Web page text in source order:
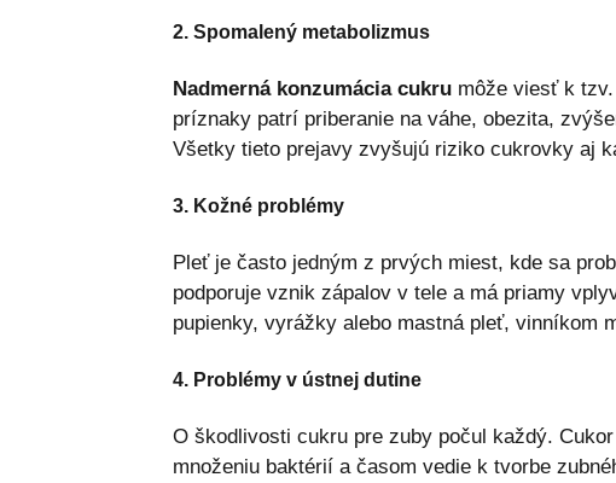
2. Spomalený metabolizmus
Nadmerná konzumácia cukrumôže viesť k tzv.
príznaky patrí priberanie na váhe, obezita,
Všetky tieto prejavy zvyšujú riziko cukrovky aj
3. Kožné problémy
Pleť je často jedným z prvých miest, kde sa
podporuje vznik zápalov v tele a má priamy
pupienky, vyrážky alebo mastná pleť, vinníkom
4. Problémy v ústnej dutine
O škodlivosti cukru pre zuby počul každý.
množeniu baktérií a časom vedie k tvorbe